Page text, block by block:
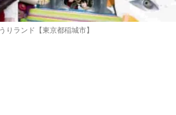
りランド【東京都稲城市】